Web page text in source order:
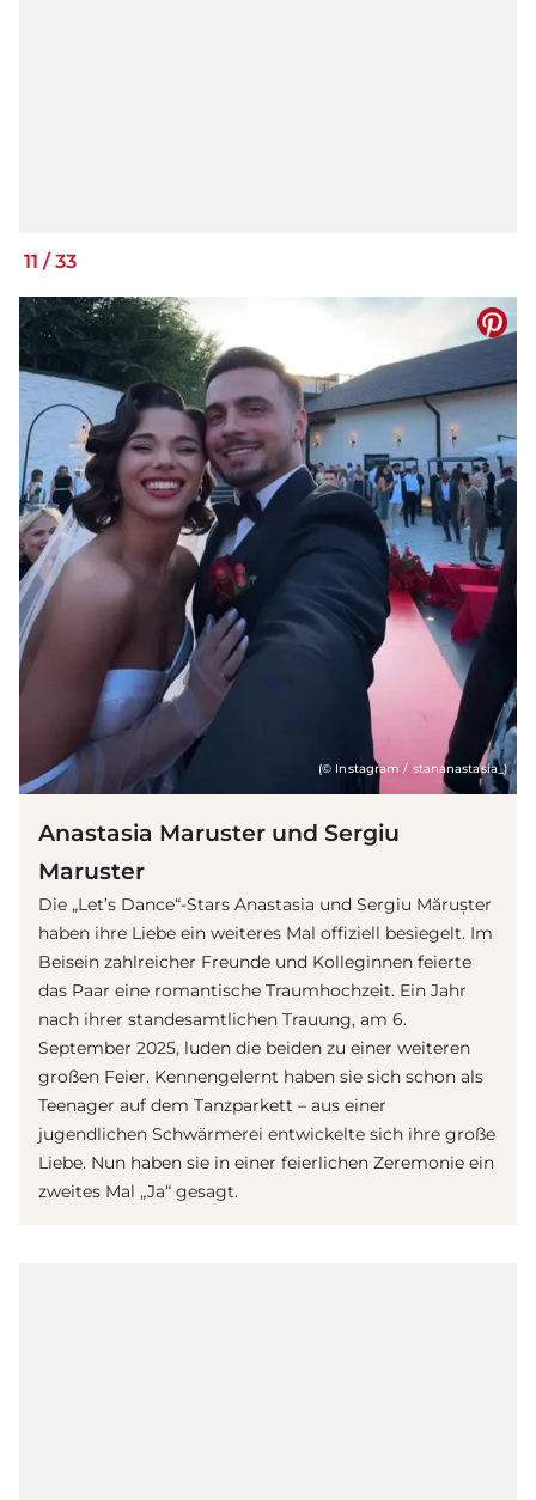
11 /33
(© Instagram / stananastasia_)
Anastasia Maruster und Sergiu
Maruster
Die „Let’s Dance“-Stars Anastasia und Sergiu Mărușter
haben ihre Liebe ein weiteres Mal offiziell besiegelt. Im
Beisein zahlreicher Freunde und Kolleginnen feierte
das Paar eine romantische Traumhochzeit. Ein Jahr
nach ihrer standesamtlichen Trauung, am 6.
September 2025, luden die beiden zu einer weiteren
großen Feier. Kennengelernt haben sie sich schon als
Teenager auf dem Tanzparkett – aus einer
jugendlichen Schwärmerei entwickelte sich ihre große
Liebe. Nun haben sie in einer feierlichen Zeremonie ein
zweites Mal „Ja“ gesagt.